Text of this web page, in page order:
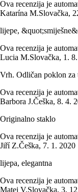
Ova recenzija je
Katarína M.Slovačka,
lijepe,
Ova recenzija je
Lucia M.Slovačka, 1.
Vrh. Odličan poklon
Ova recenzija je
Barbora J.Češka, 8. 4.
Originalno staklo
Ova recenzija je
Jiří Z.Češka, 7. 1. 2020
lijepa, elegantna
Ova recenzija je
Matej V.Slovačka, 3.